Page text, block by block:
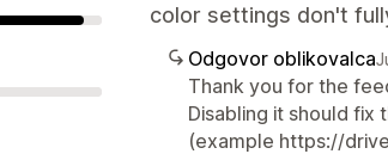
color settings don't
Odgovor oblikovalca
Thank you for the
Disabling it should fix
(example https://